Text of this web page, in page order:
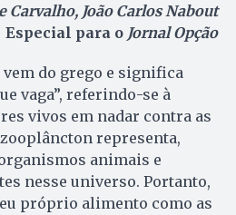
Carvalho, João Carlos Nabout
Especial para o Jornal Opção
do grego e significa
vaga”, referindo-se à
vivos em nadar contra as
representa,
animais e
nesse universo. Portanto,
próprio alimento como as